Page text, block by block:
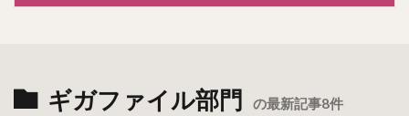
ギガファイル部門 の最新記事8件